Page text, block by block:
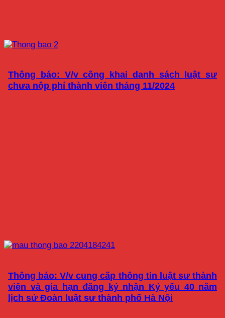
Thông báo: V/v công khai danh sách luật sư
chưa nộp phí thành viên tháng 11/2024
Thông báo: V/v cung cấp thông tin luật sư thành
viên và gia hạn đăng ký nhận Kỷ yếu 40 năm
lịch sử Đoàn luật sư thành phố Hà Nội